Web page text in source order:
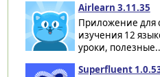
Airlearn 3.11.35
Приложение для
изучения 12
уроки,
Superfluent